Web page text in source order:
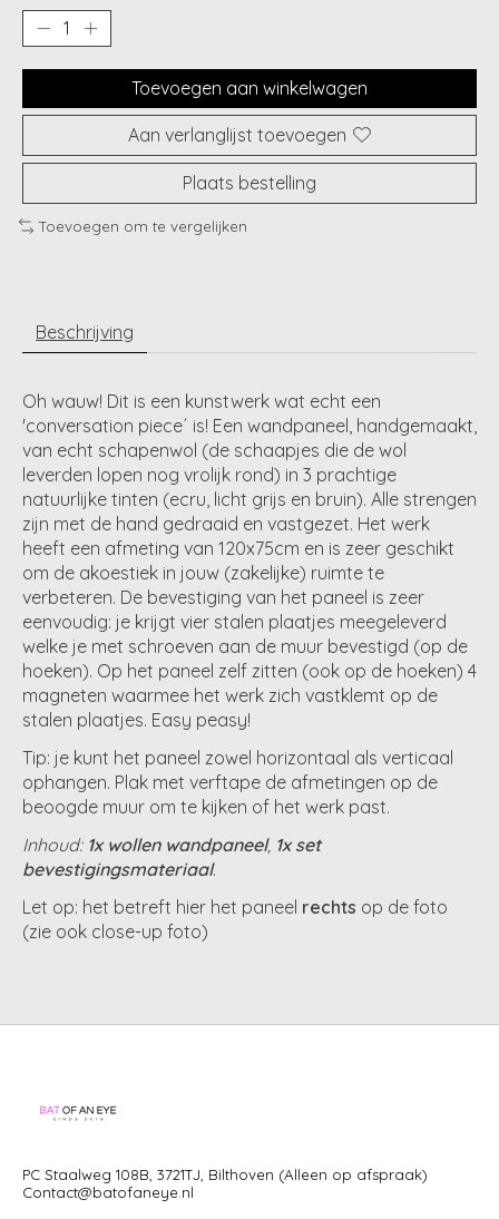
Toevoegen aan winkelwagen
Aan verlanglijst toevoegen
Plaats bestelling
Toevoegen om te vergelijken
Beschrijving
Oh wauw! Dit is een kunstwerk wat echt een
'conversation piece´ is! Een wandpaneel, handgemaakt,
van echt schapenwol (de schaapjes die de wol
leverden lopen nog vrolijk rond) in 3 prachtige
natuurlijke tinten (ecru, licht grijs en bruin). Alle strengen
zijn met de hand gedraaid en vastgezet. Het werk
heeft een afmeting van 120x75cm en is zeer geschikt
om de akoestiek in jouw (zakelijke) ruimte te
verbeteren. De bevestiging van het paneel is zeer
eenvoudig: je krijgt vier stalen plaatjes meegeleverd
welke je met schroeven aan de muur bevestigd (op de
hoeken). Op het paneel zelf zitten (ook op de hoeken) 4
magneten waarmee het werk zich vastklemt op de
stalen plaatjes. Easy peasy!
Tip: je kunt het paneel zowel horizontaal als verticaal
ophangen. Plak met verftape de afmetingen op de
beoogde muur om te kijken of het werk past.
Inhoud: 1x wollen wandpaneel, 1x set
bevestigingsmateriaal.
Let op: het betreft hier het paneel rechts op de foto
(zie ook close-up foto)
PC Staalweg 108B, 3721TJ, Bilthoven (Alleen op afspraak)
Contact@batofaneye.nl